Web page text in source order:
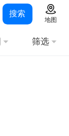
搜索
地图
筛选